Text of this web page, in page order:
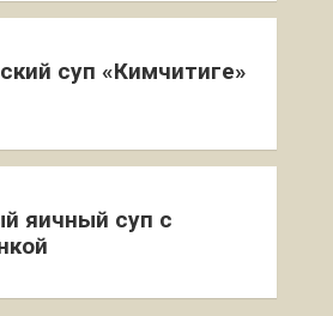
суп «Кимчитиге»
яичный суп с